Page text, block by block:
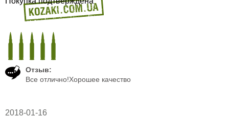
Отзыв:
Все отлично!Хорошее качество
2018-01-16